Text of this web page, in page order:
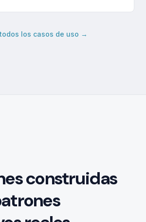
los casos de uso →
construidas